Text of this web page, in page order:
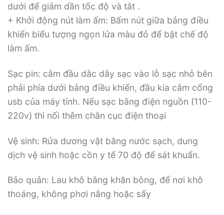
dưới để giảm dần tốc độ và tắt .
+ Khởi động nút làm ấm: Bấm nút giữa bảng điều
khiển biểu tượng ngọn lửa màu đỏ để bật chế độ
làm ấm.
Sạc pin: cắm đầu dắc dây sạc vào lỗ sạc nhỏ bên
phải phía dưới bảng điều khiển, đầu kia cắm cổng
usb của máy tính. Nếu sạc bằng điện nguồn (110-
220v) thì nối thêm chân cục điện thoại
Vệ sinh: Rửa dương vật bằng nước sạch, dung
dịch vệ sinh hoặc cồn y tế 70 độ để sát khuẩn.
Bảo quản: Lau khô bằng khăn bông, để nơi khô
thoáng, không phơi nắng hoặc sấy